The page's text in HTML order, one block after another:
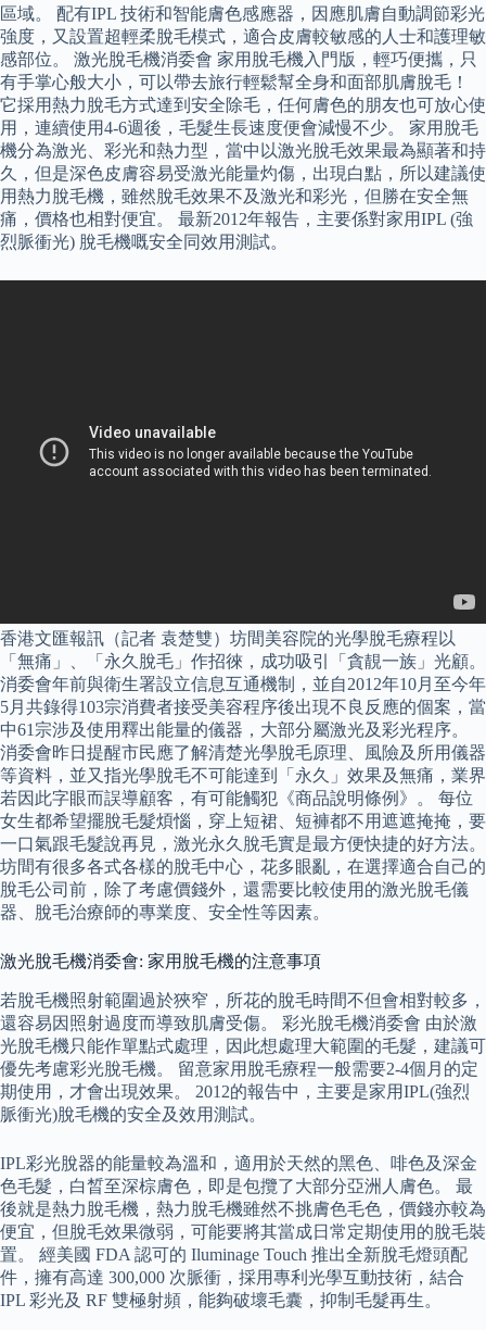
區域。 配有IPL 技術和智能膚色感應器，因應肌膚自動調節彩光
強度，又設置超輕柔脫毛模式，適合皮膚較敏感的人士和護理敏
感部位。 激光脫毛機消委會 家用脫毛機入門版，輕巧便攜，只
有手掌心般大小，可以帶去旅行輕鬆幫全身和面部肌膚脫毛！
它採用熱力脫毛方式達到安全除毛，任何膚色的朋友也可放心使
用，連續使用4-6週後，毛髮生長速度便會減慢不少。 家用脫毛
機分為激光、彩光和熱力型，當中以激光脫毛效果最為顯著和持
久，但是深色皮膚容易受激光能量灼傷，出現白點，所以建議使
用熱力脫毛機，雖然脫毛效果不及激光和彩光，但勝在安全無
痛，價格也相對便宜。 最新2012年報告，主要係對家用IPL (強
烈脈衝光) 脫毛機嘅安全同效用測試。
香港文匯報訊（記者 袁楚雙）坊間美容院的光學脫毛療程以
「無痛」、「永久脫毛」作招徠，成功吸引「貪靚一族」光顧。
消委會年前與衛生署設立信息互通機制，並自2012年10月至今年
5月共錄得103宗消費者接受美容程序後出現不良反應的個案，當
中61宗涉及使用釋出能量的儀器，大部分屬激光及彩光程序。
消委會昨日提醒市民應了解清楚光學脫毛原理、風險及所用儀器
等資料，並又指光學脫毛不可能達到「永久」效果及無痛，業界
若因此字眼而誤導顧客，有可能觸犯《商品說明條例》。 每位
女生都希望擺脫毛髮煩惱，穿上短裙、短褲都不用遮遮掩掩，要
一口氣跟毛髮說再見，激光永久脫毛實是最方便快捷的好方法。
坊間有很多各式各樣的脫毛中心，花多眼亂，在選擇適合自己的
脫毛公司前，除了考慮價錢外，還需要比較使用的激光脫毛儀
器、脫毛治療師的專業度、安全性等因素。
激光脫毛機消委會: 家用脫毛機的注意事項
若脫毛機照射範圍過於狹窄，所花的脫毛時間不但會相對較多，
還容易因照射過度而導致肌膚受傷。 彩光脫毛機消委會 由於激
光脫毛機只能作單點式處理，因此想處理大範圍的毛髮，建議可
優先考慮彩光脫毛機。 留意家用脫毛療程一般需要2-4個月的定
期使用，才會出現效果。 2012的報告中，主要是家用IPL(強烈
脈衝光)脫毛機的安全及效用測試。
IPL彩光脫器的能量較為溫和，適用於天然的黑色、啡色及深金
色毛髮，白晳至深棕膚色，即是包攬了大部分亞洲人膚色。 最
後就是熱力脫毛機，熱力脫毛機雖然不挑膚色毛色，價錢亦較為
便宜，但脫毛效果微弱，可能要將其當成日常定期使用的脫毛裝
置。 經美國 FDA 認可的 Iluminage Touch 推出全新脫毛燈頭配
件，擁有高達 300,000 次脈衝，採用專利光學互動技術，結合
IPL 彩光及 RF 雙極射頻，能夠破壞毛囊，抑制毛髮再生。